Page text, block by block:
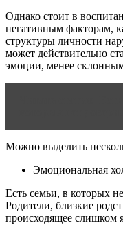
Однако стоит в
негативным факторам,
структуры личности
может действительно
эмоции, менее
Можно выделить
Эмоциональная
Есть семьи, в которых
Родители, близкие
происходящее слишком